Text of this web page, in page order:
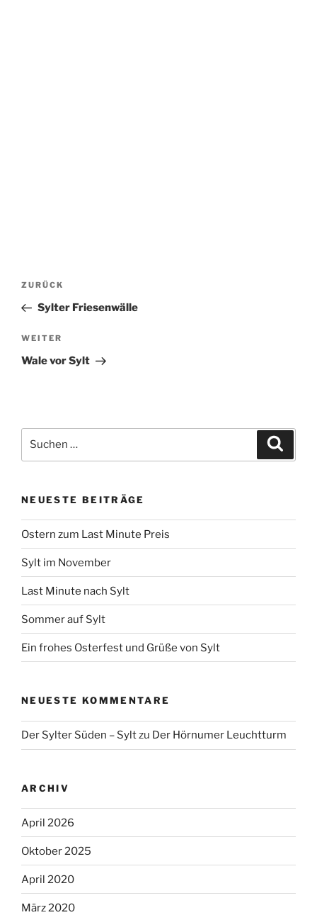
Beitragsnavigation
Vorheriger
Beitrag
ZURÜCK
Sylter Friesenwälle
Nächster
Beitrag
WEITER
Wale vor Sylt
nach:
NEUESTE BEITRÄGE
Ostern zum Last Minute Preis
Sylt im November
Last Minute nach Sylt
Sommer auf Sylt
Ein frohes Osterfest und Grüße von Sylt
NEUESTE KOMMENTARE
Der Sylter Süden – Syltzu Der Hörnumer Leuchtturm
ARCHIV
April 2026
Oktober 2025
April 2020
März 2020